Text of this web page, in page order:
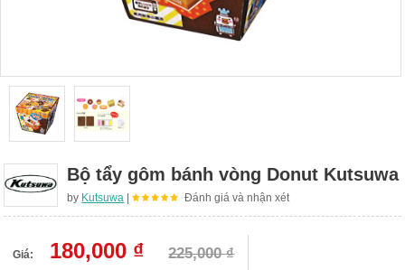
Bộ tẩy gôm bánh vòng Donut Kutsuwa
by Kutsuwa | Đánh giá và nhận xét
Giá: 180,000 ₫ 225,000 ₫